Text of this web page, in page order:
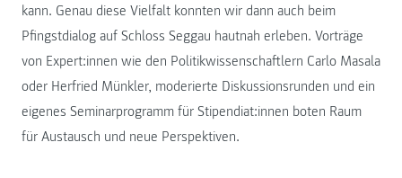
kann. Genau diese Vielfalt konnten wir dann auch beim
Pfingstdialog auf Schloss Seggau hautnah erleben. Vorträge
von Expert:innen wie den Politikwissenschaftlern Carlo Masala
oder Herfried Münkler, moderierte Diskussionsrunden und ein
eigenes Seminarprogramm für Stipendiat:innen boten Raum
für Austausch und neue Perspektiven.